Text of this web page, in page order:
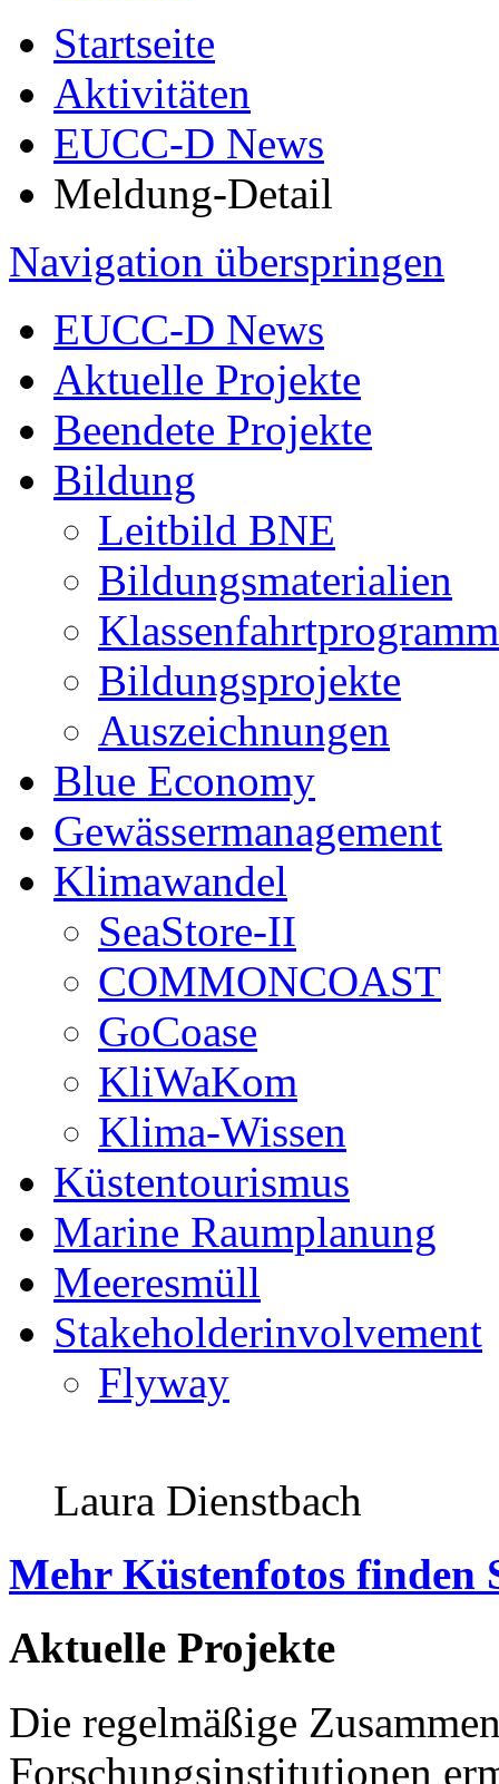
Startseite
Aktivitäten
EUCC-D News
Meldung-Detail
Navigation überspringen
EUCC-D News
Aktuelle Projekte
Beendete Projekte
Bildung
Leitbild BNE
Bildungsmaterialien
Klassenfahrtprogramm
Bildungsprojekte
Auszeichnungen
Blue Economy
Gewässermanagement
Klimawandel
SeaStore-II
COMMONCOAST
GoCoase
KliWaKom
Klima-Wissen
Küstentourismus
Marine Raumplanung
Meeresmüll
Stakeholderinvolvement
Flyway
Laura Dienstbach
Mehr Küstenfotos finden
Aktuelle Projekte
Die regelmäßige
Forschungsinstitutionen